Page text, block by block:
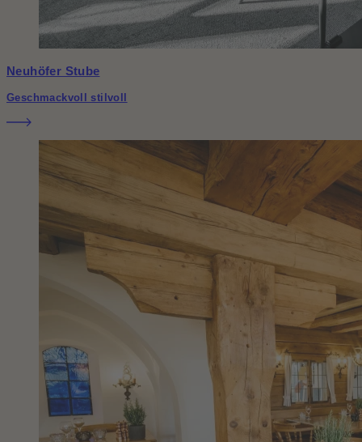
Neuhöfer Stube
Geschmackvoll stilvoll